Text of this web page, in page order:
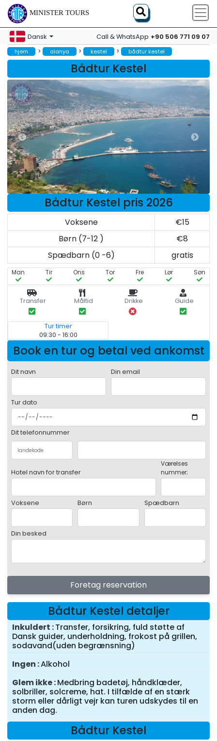
MINISTER TOURS
Dansk Call & WhatsApp +90 506 771 09 07
hjem > alanya > kestel > bådtur kestel
Bådtur Kestel
Bådtur Kestel pris 2026
Voksene
€15
Børn (7-12 )
€8
Spædbarn (0 -6)
gratis
Man Tir Ons Tor Fre Lør Søn
Transfer Måltid Drikke Guide
Tur timer
09:30 - 16:00
Book en tur og betal ved ankomst
Dit navn Din email
Tur dato
Dit telefonnummer
Hotel navn for transfer
Værelses
nummer;
Voksene Børn Spædbarn
Din besked
Foretag reservation
Bådtur Kestel detaljer
Inkuldert Transfer, forsikring, fuld støtte af
Dansk guider, underholdning, frokost på grillen,
sodavand(uden begrænsning)
Ingen Alkohol
Glem ikke Medbring badetøj, håndklæder,
solbriller, solcreme, hat. I tilfælde af en stærk
storm eller dårligt vejr kan turen udskydes til en
anden dag.
Bådtur Kestel